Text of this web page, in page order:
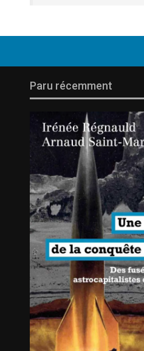
Paru récemment